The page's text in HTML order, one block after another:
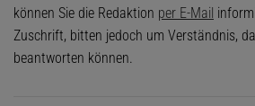
können Sie die Redaktion per E-Mail
Zuschrift, bitten jedoch um Verständnis,
beantworten können.